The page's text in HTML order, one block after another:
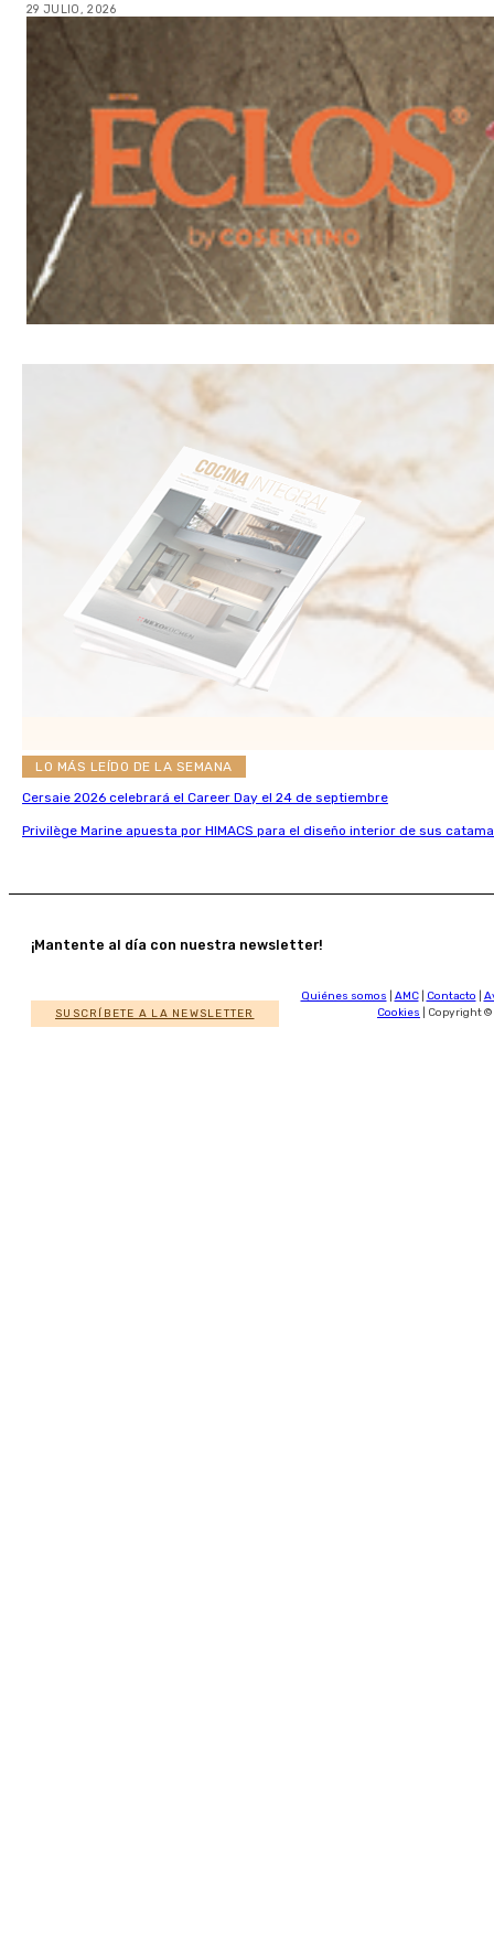
29 JULIO, 2026
LO MÁS LEÍDO DE LA SEMANA
Cersaie 2026 celebrará el Career Day el 24 de septiembre
Privilège Marine apuesta por HIMACS para el diseño interior de sus
¡Mantente al día con nuestra newsletter!
SUSCRÍBETE A LA NEWSLETTER
Quiénes somos AMC| Contacto
Cookies | Copyright